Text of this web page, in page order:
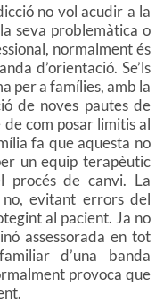
no vol acudir a la
seva problemàtica o
normalment és
d’orientació. Se’ls
per a famílies, amb la
de noves pautes de
com posar limitis al
fa que aquesta no
un equip terapèutic
procés de canvi. La
evitant errors del
al pacient. Ja no
assessorada en tot
d’una banda
provoca que